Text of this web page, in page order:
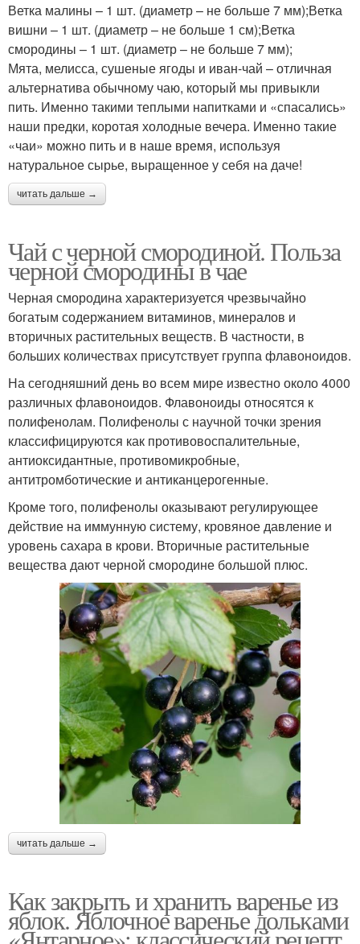
Ветка малины – 1 шт. (диаметр – не больше 7 мм);Ветка
вишни – 1 шт. (диаметр – не больше 1 см);Ветка
смородины – 1 шт. (диаметр – не больше 7 мм);
Мята, мелисса, сушеные ягоды и иван-чай – отличная
альтернатива обычному чаю, который мы привыкли
пить. Именно такими теплыми напитками и «спасались»
наши предки, коротая холодные вечера. Именно такие
«чаи» можно пить и в наше время, используя
натуральное сырье, выращенное у себя на даче!
читать дальше →
Чай с черной смородиной. Польза
черной смородины в чае
Черная смородина характеризуется чрезвычайно
богатым содержанием витаминов, минералов и
вторичных растительных веществ. В частности, в
больших количествах присутствует группа флавоноидов.
На сегодняшний день во всем мире известно около 4000
различных флавоноидов. Флавоноиды относятся к
полифенолам. Полифенолы с научной точки зрения
классифицируются как противовоспалительные,
антиоксидантные, противомикробные,
антитромботические и антиканцерогенные.
Кроме того, полифенолы оказывают регулирующее
действие на иммунную систему, кровяное давление и
уровень сахара в крови. Вторичные растительные
вещества дают черной смородине большой плюс.
читать дальше →
Как закрыть и хранить варенье из
яблок. Яблочное варенье дольками